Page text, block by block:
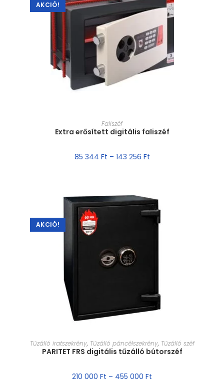
AKCIÓ!
MÉRET VÁLASZTÁSA
Faliszéf
Extra erősített digitális faliszéf
85 344 Ft – 143 256 Ft
AKCIÓ!
MÉRET VÁLASZTÁSA
Tűzálló iratszekrény, Tűzálló páncélszekrény, Tűzálló széf
PARITET FRS digitális tűzálló bútorszéf
210 000 Ft – 455 000 Ft